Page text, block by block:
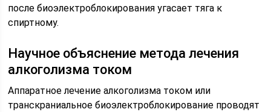
после биоэлектроблокирования угасает тяга к
спиртному.
Научное объяснение метода лечения
алкоголизма током
Аппаратное лечение алкоголизма током или
транскраниальное биоэлектроблокирование проводят